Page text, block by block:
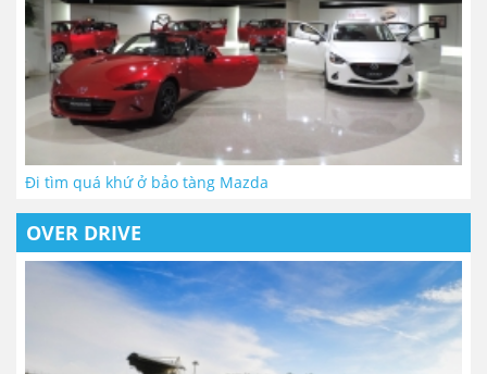
Đi tìm quá khứ ở bảo tàng Mazda
OVER DRIVE